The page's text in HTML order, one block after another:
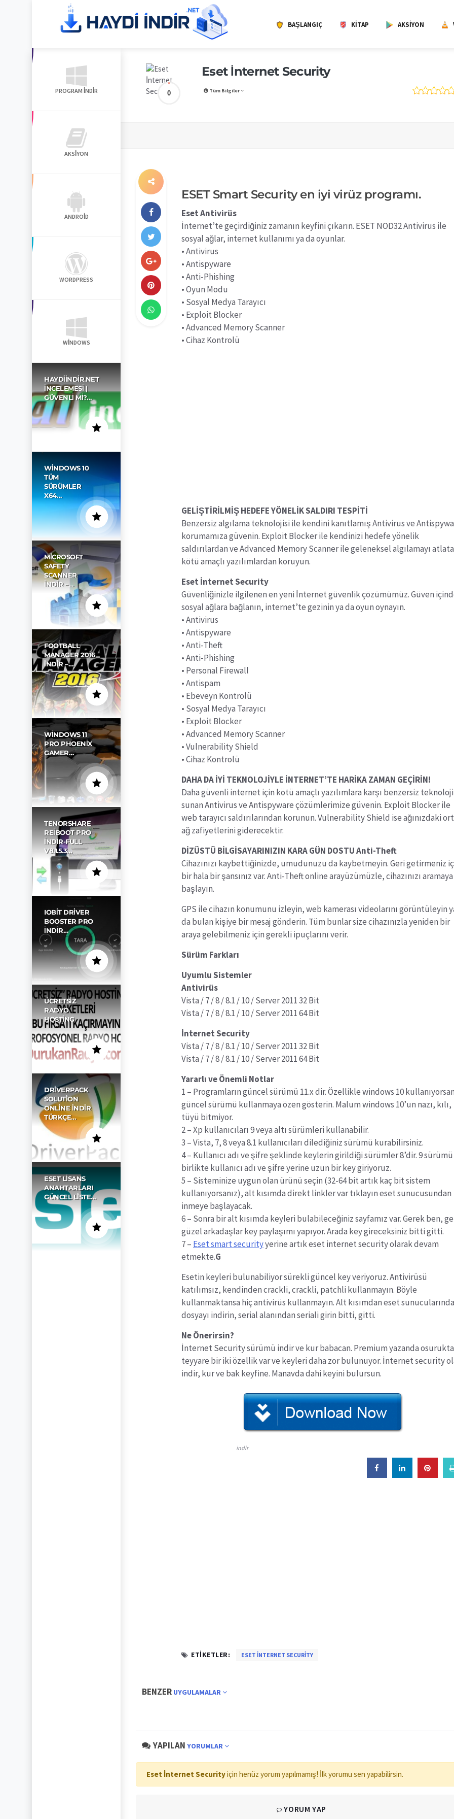
BAŞLANGIÇ KITAP AKSIYON
PROGRAM İNDIR
AKSIYON
ANDROID
WORDPRESS
WINDOWS
HAYDIINDIR.NET
İNCELEMESI |
GÜVENLI MI?…
WINDOWS 10
TÜM
SÜRÜMLER
X64…
MICROSOFT
SAFETY
SCANNER
İNDIR –…
FOOTBALL
MANAGER 2016
İNDIR –…
WINDOWS 11
PRO PHOENIX
GAMER…
TENORSHARE
REIBOOT PRO
İNDIR-FULL
V8.1.5.3…
IOBIT DRIVER
BOOSTER PRO
İNDIR…
ÜCRETSIZ
RADYO
HOSTING
DRIVERPACK
SOLUTION
ONLINE İNDIR
TÜRKÇE…
ESET LISANS
ANAHTARLARI
GÜNCEL LISTE…
0
Eset İnternet Security
Tüm Bilgiler
ESET Smart Security en iyi virüz programı.
Eset Antivirüs
İnternet’te geçirdiğiniz zamanın keyfini çıkarın. ESET NOD32 Antivirus ile
sosyal ağlar, internet kullanımı ya da oyunlar.
• Antivirus
• Antispyware
• Anti-Phishing
• Oyun Modu
• Sosyal Medya Tarayıcı
• Exploit Blocker
• Advanced Memory Scanner
• Cihaz Kontrolü
GELİŞTİRİLMİŞ HEDEFE YÖNELİK SALDIRI TESPİTİ
Benzersiz algılama teknolojisi ile kendini kanıtlamış Antivirus ve
korumamıza güvenin. Exploit Blocker ile kendinizi hedefe yönelik
saldırılardan ve Advanced Memory Scanner ile geleneksel algılamayı
kötü amaçlı yazılımlardan koruyun.
Eset İnternet Security
Güvenliğinizle ilgilenen en yeni İnternet güvenlik çözümümüz. Güven
sosyal ağlara bağlanın, internet’te gezinin ya da oyun oynayın.
• Antivirus
• Antispyware
• Anti-Theft
• Anti-Phishing
• Personal Firewall
• Antispam
• Ebeveyn Kontrolü
• Sosyal Medya Tarayıcı
• Exploit Blocker
• Advanced Memory Scanner
• Vulnerability Shield
• Cihaz Kontrolü
DAHA DA İYİ TEKNOLOJİYLE İNTERNET’TE HARİKA ZAMAN GEÇİRİN!
Daha güvenli internet için kötü amaçlı yazılımlara karşı benzersiz
sunan Antivirus ve Antispyware çözümlerimize güvenin. Exploit Blocker ile
web tarayıcı saldırılarından korunun. Vulnerability Shield ise ağınızdaki
ağ zafiyetlerini giderecektir.
DİZÜSTÜ BİLGİSAYARINIZIN KARA GÜN DOSTU Anti-Theft
Cihazınızı kaybettiğinizde, umudunuzu da kaybetmeyin. Geri getirmeniz
bir hala bir şansınız var. Anti-Theft online arayüzümüzle, cihazınızı aramaya
başlayın.
GPS ile cihazın konumunu izleyin, web kamerası videolarını görüntüleyin
da bulan kişiye bir mesaj gönderin. Tüm bunlar size cihazınızla yeniden bir
araya gelebilmeniz için gerekli ipuçlarını verir.
Sürüm Farkları
Uyumlu Sistemler
Antivirüs
Vista / 7 / 8 / 8.1 / 10 / Server 2011 32 Bit
Vista / 7 / 8 / 8.1 / 10 / Server 2011 64 Bit
İnternet Security
Vista / 7 / 8 / 8.1 / 10 / Server 2011 32 Bit
Vista / 7 / 8 / 8.1 / 10 / Server 2011 64 Bit
Yararlı ve Önemli Notlar
1 – Programların güncel sürümü 11.x dir. Özellikle windows 10
güncel sürümü kullanmaya özen gösterin. Malum windows 10’un nazı, kılı,
tüyü bitmiyor.
2 – Xp kullanıcıları 9 veya altı sürümleri kullanabilir.
3 – Vista, 7, 8 veya 8.1 kullanıcıları dilediğiniz sürümü kurabilirsiniz.
4 – Kullanıcı adı ve şifre şeklinde keylerin girildiği sürümler 8’dir. 9
birlikte kullanıcı adı ve şifre yerine uzun bir key giriyoruz.
5 – Sisteminize uygun olan ürünü seçin (32-64 bit artık kaç bit sistem
kullanıyorsanız), alt kısımda direkt linkler var tıklayın eset sunucusundan
inmeye başlayacak.
6 – Sonra bir alt kısımda keyleri bulabileceğiniz sayfamız var. Gerek ben,
güzel arkadaşlar key paylaşımı yapıyor. Arada key gireceksiniz bitti gitti.
7 – Eset smart securityyerine artık eset internet security olarak devam
etmekte.G
Esetin keyleri bulunabiliyor sürekli güncel key veriyoruz. Antivirüsü
katılımsız, kendinden crackli, crackli, patchli kullanmayın. Böyle
kullanmaktansa hiç antivirüs kullanmayın. Alt kısımdan eset
dosyayı indirin, serial alanından seriali girin bitti, gitti.
Ne Önerirsin?
İnternet Security sürümü indir ve kur babacan. Premium yazanda
teyyare bir iki özellik var ve keyleri daha zor bulunuyor. İnternet security
indir, kur ve bak keyfine. Manavda dahi keyini bulursun.
indir
ETIKETLER: ESET İNTERNET SECURITY
BENZER UYGULAMALAR
YAPILAN YORUMLAR
Eset İnternet Securityiçin henüz yorum yapılmamış! İlk yorumu sen yapabilirsin.
YORUM YAP